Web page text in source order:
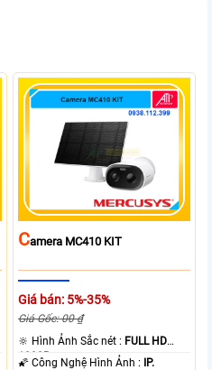
CAmera MC410 KIT
Giá bán: 5%-35%
Giá Gốc: 00 ₫
🔆 Hình Ảnh Sắc nét : FULL HD
1080P .
🌠 Công Nghệ Hình Ảnh : IP.